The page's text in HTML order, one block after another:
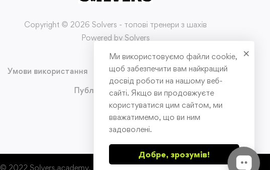
Copyright © 2026 Solvers - топові тренери з шахів
Powered by Solvers
Умови використання
Політика конфіденційності
Публічна оферта
© 2022 Solvers.academy. Всі права захищені.
Ми використовуємо файли cookie,
щоб забезпечити вам найкращий
досвід роботи на нашому веб-
сайті. Якщо ви продовжуєте
користуватися цим сайтом, ми
вважатимемо, що ви ним
задоволені.
Добре, зрозумів!